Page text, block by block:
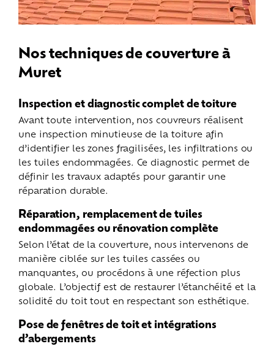
Nos techniques de couverture à
Muret
Inspection et diagnostic complet de toiture
Avant toute intervention, nos couvreurs réalisent
une inspection minutieuse de la toiture afin
d’identifier les zones fragilisées, les infiltrations ou
les tuiles endommagées. Ce diagnostic permet de
définir les travaux adaptés pour garantir une
réparation durable.
Réparation, remplacement de tuiles
endommagées ou rénovation complète
Selon l’état de la couverture, nous intervenons de
manière ciblée sur les tuiles cassées ou
manquantes, ou procédons à une réfection plus
globale. L’objectif est de restaurer l’étanchéité et la
solidité du toit tout en respectant son esthétique.
Pose de fenêtres de toit et intégrations
d’abergements